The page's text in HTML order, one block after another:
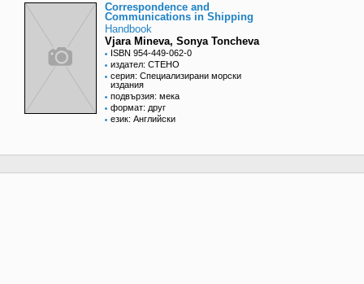
Correspondence and
Communications in Shipping
Handbook
Vjara Mineva, Sonya Toncheva
ISBN 954-449-062-0
издател: СТЕНО
серия: Специализирани морски
издания
подвързия: мека
формат: друг
език: Английски